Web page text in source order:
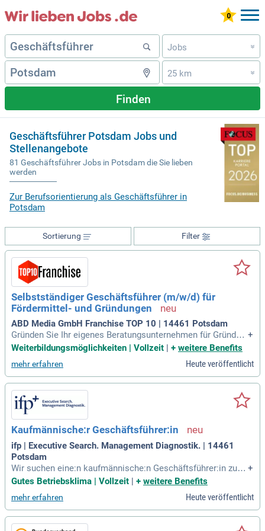
Jobs »
25 km »
Finden
Geschäftsführer Potsdam Jobs und
Stellenangebote
81 Geschäftsführer Jobs in Potsdam die Sie lieben
werden
Zur Berufsorientierung als Geschäftsführer in
Potsdam
Filter
Sortierung
Selbstständiger Geschäftsführer (m/w/d) für
Fördermittel- und Gründungen
ABD Media GmbH Franchise TOP 10 | 14461 Potsdam
Gründen Sie Ihr eigenes Beratungsunternehmen für Gründun
gs- und Fördermittelberatung und nutzen Sie Ihre Erfahrung
enberuflichen Einstieg oder als Ergänzung Ihrer aktuellen Be
ratungstätigkeit. Mit fundierten betriebswirtschaftlichen Ken
ntnissen und dem innovativen Software-System SYSCOS ar
beiten Sie effizient und effektiv. Profitieren Sie von strukturi
erten Beratungslösungen, die Ihre Mandanten begeistern un
d Ihr Team stärken. Unterstützen Sie Ihren Vertrieb durch pa
ssive Strukturen und erleichtern Sie die Erstellung von Förd
ermittelanalysen mit unserer spezialisierten Software. Start
en Sie jetzt erfolgreich in die Selbstständigkeit als Gründun
gs- und Fördermittelberater!
+
Weiterbildungsmöglichkeiten | Vollzeit
+ weitere Benefits
mehr erfahren Heute veröffentlicht
Kaufmännische:r Geschäftsführer:in
ifp | Executive Search. Management Diagnostik. | 14461
Potsdam
Wir suchen eine:n kaufmännische:n Geschäftsführer:in zur s
trategischen Weiterentwicklung unserer Organisation. In die
r alle kaufmännischen Bereiche wie Personal und IT. Ihre Au
fgaben umfassen die Finanzplanung, Budgeterstellung und d
as Controlling der Unternehmensfinanzen. Zudem sind Sie z
+
Gutes Betriebsklima | Vollzeit | + weitere Benefits
mehr erfahren Heute veröffentlicht